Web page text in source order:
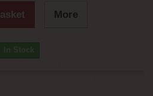
More
In Stock